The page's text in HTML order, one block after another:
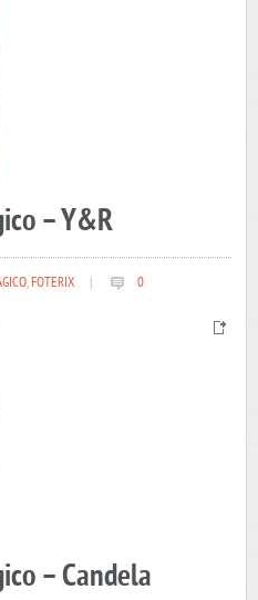
– Y&R
,FOTERIX 0
– Candela